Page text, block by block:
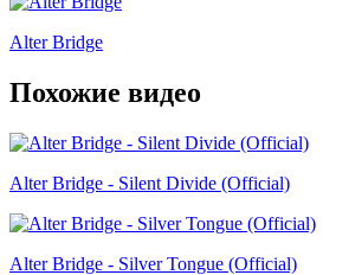
Alter Bridge
Похожие видео
Alter Bridge - Silent Divide (Official)
Alter Bridge - Silver Tongue (Official)